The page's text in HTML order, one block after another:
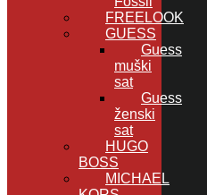
FREELOOK
GUESS
Guess
muški
sat
Guess
ženski
sat
HUGO
BOSS
MICHAEL